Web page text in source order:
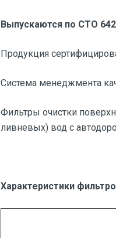
Выпускаются по СТО
Продукция
Система менеджмента
Фильтры очистки
ливневых) вод с
Характеристики